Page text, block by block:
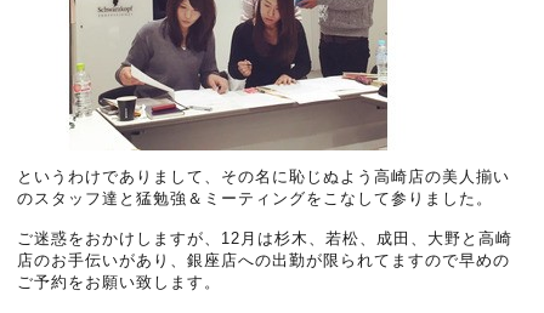
というわけでありまして、その名に恥じぬよう高崎店の美人揃い
のスタッフ達と猛勉強＆ミーティングをこなして参りました。
ご迷惑をおかけしますが、12月は杉木、若松、成田、大野と高崎
店のお手伝いがあり、銀座店への出勤が限られてますので早めの
ご予約をお願い致します。